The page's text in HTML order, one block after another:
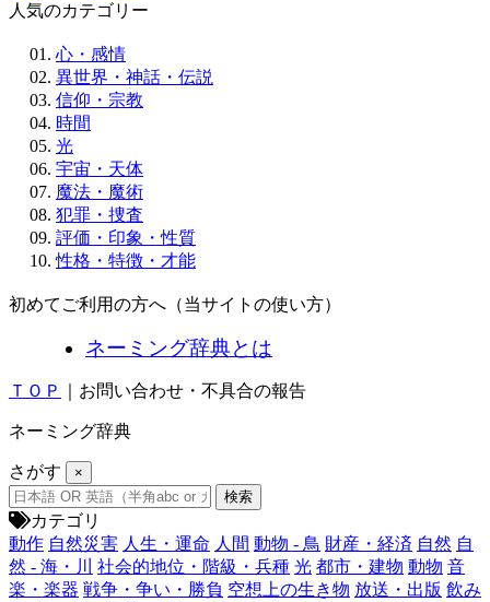
人気のカテゴリー
心・感情
異世界・神話・伝説
信仰・宗教
時間
光
宇宙・天体
魔法・魔術
犯罪・捜査
評価・印象・性質
性格・特徴・才能
初めてご利用の方へ（当サイトの使い方）
ネーミング辞典とは
ＴＯＰ ｜お問い合わせ・不具合の報告
ネーミング辞典
さがす ×
カテゴリ
動作 自然災害 人生・運命 人間 動物 - 鳥 財産・経済 自然 自
然 - 海・川
社会的地位・階級・兵種 光 都市・建物 動物 音
楽・楽器 戦争・争い・勝負 空想上の生き物 放送・出版 飲み